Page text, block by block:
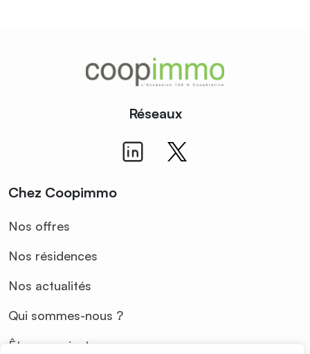
Chez Coopimmo
Nos offres
Nos résidences
Nos actualités
Qui sommes-nous ?
Être coopérateur
Réseaux